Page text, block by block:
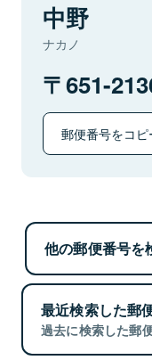
中野
ナカノ
651-
郵便番号をコピ
他の郵便番号を
最近検索した郵
過去に検索した郵